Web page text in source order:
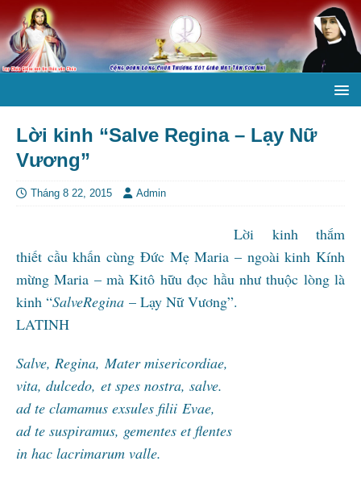
Lời kinh “Salve Regina – Lạy Nữ
Vương”
Tháng 8 22, 2015 Admin
Lời kinh thắm
thiết cầu khấn cùng Đức Mẹ Maria – ngoài kinh Kính
mừng Maria – mà Kitô hữu đọc hầu như thuộc lòng là
kinh “SalveRegina – Lạy Nữ Vương”.
LATINH
Salve, Regina, Mater misericordiae,
vita, dulcedo, et spes nostra, salve.
ad te clamamus exsules filii Evae,
ad te suspiramus, gementes et flentes
in hac lacrimarum valle.